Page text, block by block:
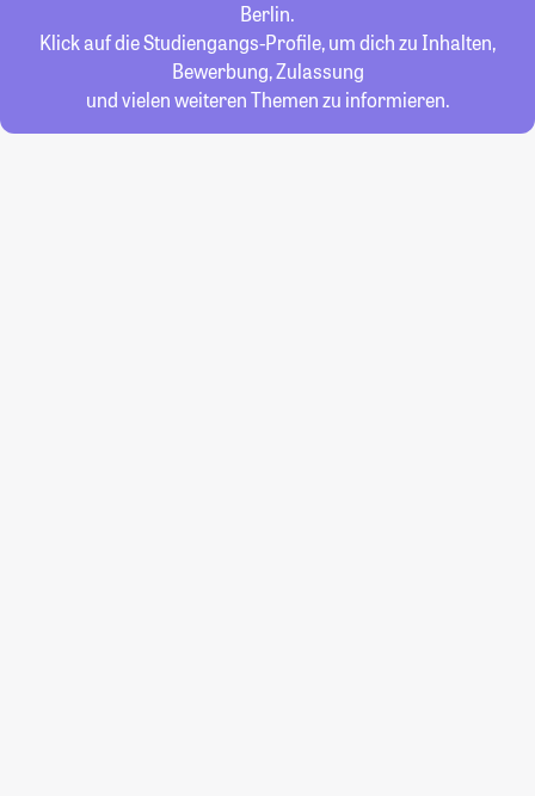
Berlin.
Klick auf die Studiengangs-Profile, um dich zu Inhalten,
Bewerbung, Zulassung
und vielen weiteren Themen zu informieren.